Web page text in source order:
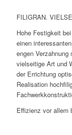
FILIGRAN.
Hohe Festigkeit
einen
engen
vielseitige Art und
der Errichtung
Realisation
Effizienz vor allem